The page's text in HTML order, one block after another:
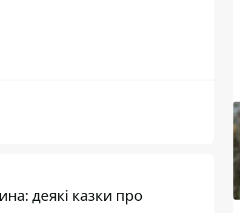
деякі казки про